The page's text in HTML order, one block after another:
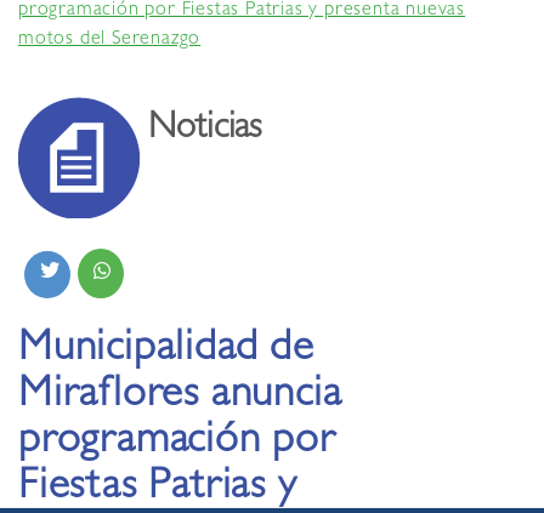
programación por Fiestas Patrias y presenta nuevas
motos del Serenazgo
Noticias
Municipalidad de
Miraflores anuncia
programación por
Fiestas Patrias y